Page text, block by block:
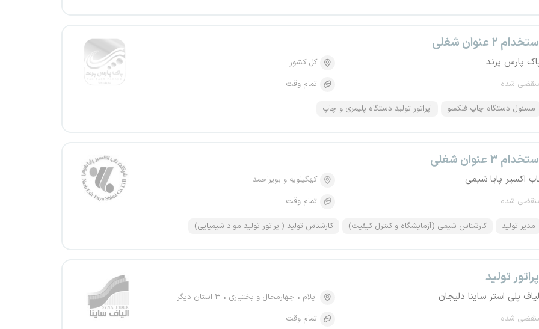
۲ عنوان شغلی
پارس پرند
شده
کل کشور
تمام وقت
مسئول دستگاه چاپ فلکسو اپراتور تولید دستگاه پلیمری و چاپ
۳ عنوان شغلی
اکسیر پایا شیمی
شده
کهگیلویه و بویراحمد
تمام وقت
مدیر تولید کارشناس شیمی (آزمایشگاه و کنترل کیفیت) کارشناس تولید (اپراتور تولید مواد شیمیایی)
تولید
پلی استر ساینا دلیجان
شده
ایلام چهارمحال و بختیاری
۳ استان دیگر
تمام وقت